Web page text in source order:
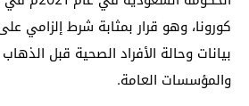
كورونا، وهو قرار بمثابة شرط إلزامي
بيانات وحالة الأفراد الصحية قبل
والمؤسسات العامة.